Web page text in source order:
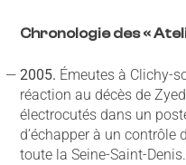
Chronologie des «
2005. Émeutes à Clichy-
réaction au décès de
électrocutés dans un
d’échapper à un contrôle
toute la Seine-Saint-Denis.